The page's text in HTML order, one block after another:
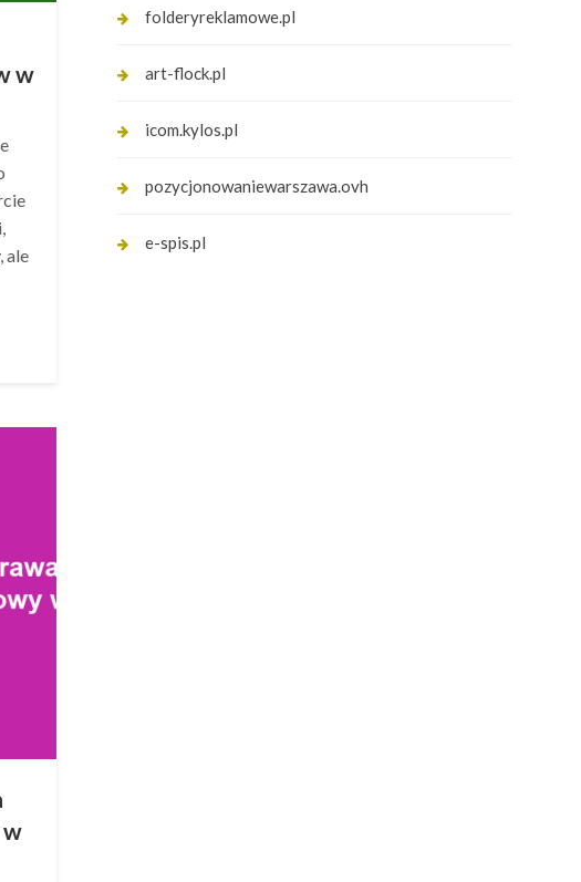
w
ale
folderyreklamowe.pl
art-flock.pl
icom.kylos.pl
pozycjonowaniewarszawa.ovh
e-spis.pl